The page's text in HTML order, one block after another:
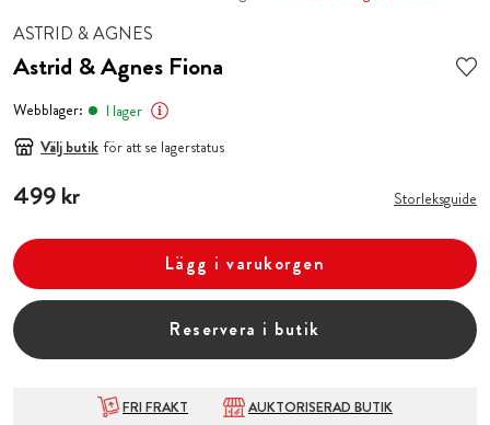
ASTRID & AGNES
Astrid & Agnes Fiona
Webblager:
I lager
Välj butik för att se lagerstatus
Pris:499 kr
499 kr Storleksguide
Lägg i varukorgen
Reservera i butik
FRI FRAKT
AUKTORISERAD BUTIK